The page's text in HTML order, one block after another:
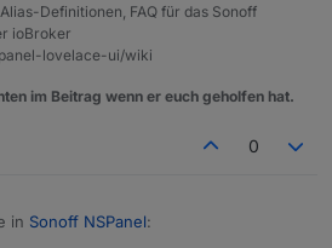
Definitionen, FAQ für das Sonoff
ioBroker
lovelace-ui/wiki
im Beitrag wenn er euch geholfen hat.
0
in Sonoff NSPanel: